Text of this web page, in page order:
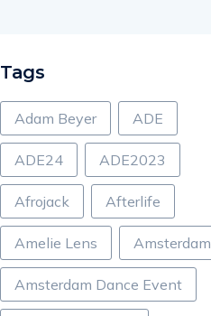
Tags
Adam Beyer ADE
ADE24 ADE2023
Afrojack Afterlife
Amelie Lens Amsterdam
Amsterdam Dance Event